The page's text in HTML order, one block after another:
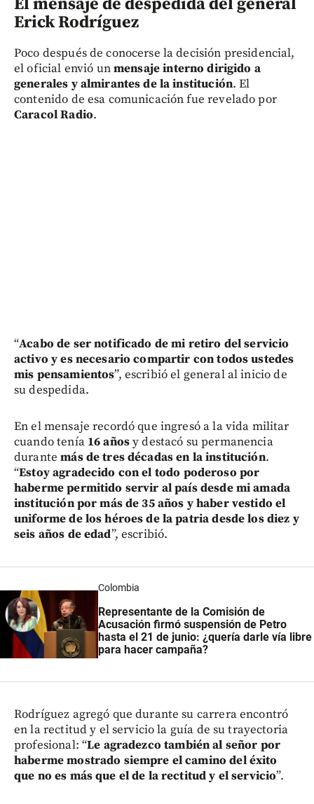
El mensaje de despedida del general
Erick Rodríguez
Poco después de conocerse la decisión presidencial,
el oficial envió unmensaje interno dirigido a
generales y almirantes de la institución. El
contenido de esa comunicación fue revelado por
Caracol Radio.
“Acabo de ser notificado de mi retiro del servicio
activo y es necesario compartir con todos ustedes
mis pensamientos”, escribió el general al inicio de
su despedida.
En el mensaje recordó que ingresó a la vida militar
cuando tenía 16 añosy destacó su permanencia
durantemás de tres décadas en la institución.
“Estoy agradecido con el todo poderoso por
haberme permitido servir al país desde mi amada
institución por más de 35 años y haber vestido el
uniforme de los héroes de la patria desde los diez y
seis años de edad”, escribió.
Colombia
Representante de la Comisión de
Acusación firmó suspensión de Petro
hasta el 21 de junio: ¿quería darle vía libre
para hacer campaña?
Rodríguez agregó que durante su carrera encontró
en la rectitud y el servicio la guía de su trayectoria
profesional: “Le agradezco también al señor por
haberme mostrado siempre el camino del éxito
que no es más que el de la rectitud y el servicio”.